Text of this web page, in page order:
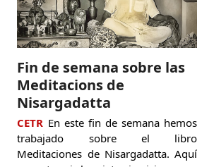
Fin de semana sobre las
Meditacions de
Nisargadatta
CETR En este fin de semana hemos
trabajado sobre el libro
Meditaciones de Nisargadatta. Aquí